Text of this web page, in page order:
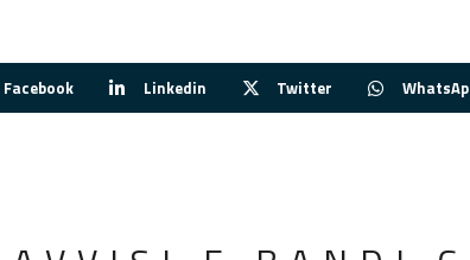
Facebook Linkedin Twitter